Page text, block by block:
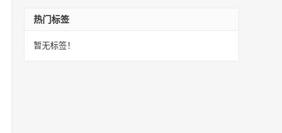
热门标签
暂无标签！